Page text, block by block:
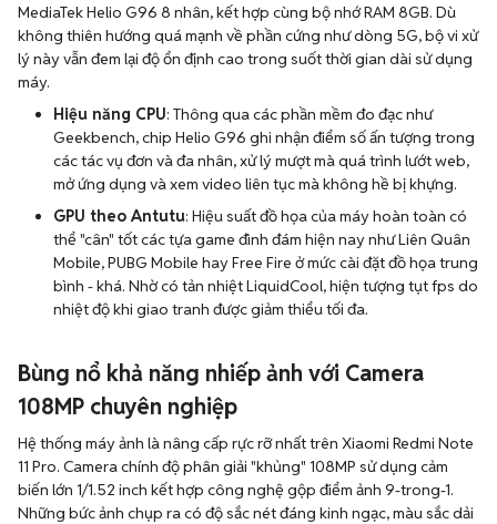
MediaTek Helio G96 8 nhân, kết hợp cùng bộ nhớ RAM 8GB. Dù
không thiên hướng quá mạnh về phần cứng như dòng 5G, bộ vi xử
lý này vẫn đem lại độ ổn định cao trong suốt thời gian dài sử dụng
máy.
Hiệu năng CPU: Thông qua các phần mềm đo đạc như
Geekbench, chip Helio G96 ghi nhận điểm số ấn tượng trong
các tác vụ đơn và đa nhân, xử lý mượt mà quá trình lướt web,
mở ứng dụng và xem video liên tục mà không hề bị khựng.
GPU theo Antutu: Hiệu suất đồ họa của máy hoàn toàn có
thể "cân" tốt các tựa game đình đám hiện nay như Liên Quân
Mobile, PUBG Mobile hay Free Fire ở mức cài đặt đồ họa trung
bình - khá. Nhờ có tản nhiệt LiquidCool, hiện tượng tụt fps do
nhiệt độ khi giao tranh được giảm thiểu tối đa.
Bùng nổ khả năng nhiếp ảnh với Camera
108MP chuyên nghiệp
Hệ thống máy ảnh là nâng cấp rực rỡ nhất trên Xiaomi Redmi Note
11 Pro. Camera chính độ phân giải "khủng" 108MP sử dụng cảm
biến lớn 1/1.52 inch kết hợp công nghệ gộp điểm ảnh 9-trong-1.
Những bức ảnh chụp ra có độ sắc nét đáng kinh ngạc, màu sắc dải